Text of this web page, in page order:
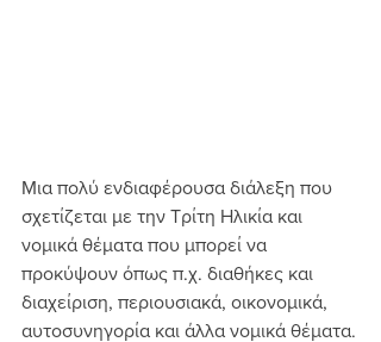
Μια πολύ ενδιαφέρουσα διάλεξη που
σχετίζεται με την Τρίτη Ηλικία και
νομικά θέματα που μπορεί να
προκύψουν όπως π.χ. διαθήκες και
διαχείριση, περιουσιακά, οικονομικά,
αυτοσυνηγορία και άλλα νομικά θέματα.